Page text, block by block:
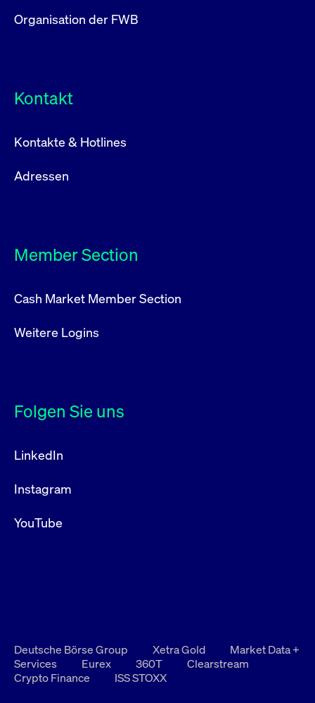
Organisation der FWB
Kontakt
Kontakte & Hotlines
Adressen
Member Section
Cash Market Member Section
Weitere Logins
Folgen Sie uns
LinkedIn
Instagram
YouTube
Deutsche Börse Group Xetra Gold
Market Data +
Services
Eurex 360T
Clearstream
Crypto Finance
ISS STOXX